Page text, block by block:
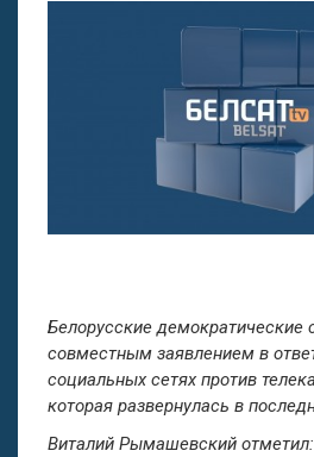
Белорусские демократические
совместным заявлением в
социальных сетях против
которая развернулась в
Виталий Рымашевский отметил: